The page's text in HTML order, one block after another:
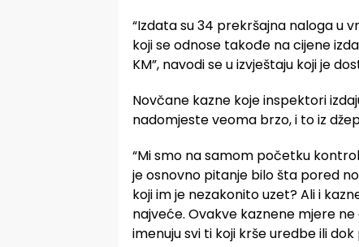
“Izdata su 34 prekršajna naloga u
koji se odnose takođe na cijene
KM”, navodi se u izvještaju koji je
Novčane kazne koje inspektori
nadomjeste veoma brzo, i to iz
“Mi smo na samom početku
je osnovno pitanje bilo šta pored
koji im je nezakonito uzet? Ali i
najveće. Ovakve kaznene mjere
imenuju svi ti koji krše uredbe ili